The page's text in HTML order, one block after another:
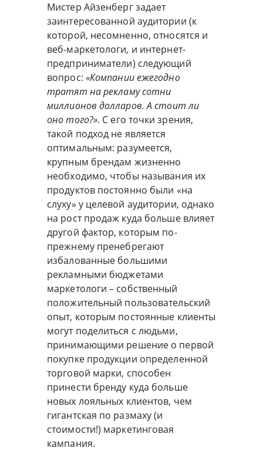
Мистер Айзенберг задает
заинтересованной аудитории (к
которой, несомненно, относятся и
веб-маркетологи, и интернет-
предприниматели) следующий
вопрос: «Компании ежегодно
тратят на рекламу сотни
миллионов долларов. А стоит ли
оно того?». С его точки зрения,
такой подход не является
оптимальным: разумеется,
крупным брендам жизненно
необходимо, чтобы называния их
продуктов постоянно были «на
слуху» у целевой аудитории, однако
на рост продаж куда больше влияет
другой фактор, которым по-
прежнему пренебрегают
избалованные большими
рекламными бюджетами
маркетологи – собственный
положительный пользовательский
опыт, которым постоянные клиенты
могут поделиться с людьми,
принимающими решение о первой
покупке продукции определенной
торговой марки, способен
принести бренду куда больше
новых лояльных клиентов, чем
гигантская по размаху (и
стоимости!) маркетинговая
кампания.